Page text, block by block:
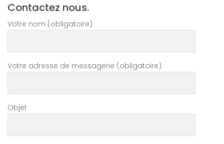
Contactez nous.
Votre nom (obligatoire)
Votre adresse de messagerie (obligatoire)
Objet